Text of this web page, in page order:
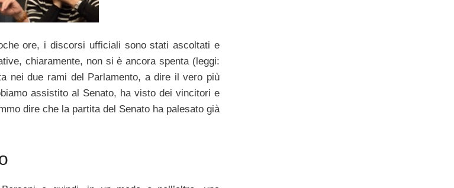
ore, i discorsi ufficiali sono stati ascoltati e
chiaramente, non si è ancora spenta (leggi:
nei due rami del Parlamento, a dire il vero più
assistito al Senato, ha visto dei vincitori e
dire che la partita del Senato ha palesato già